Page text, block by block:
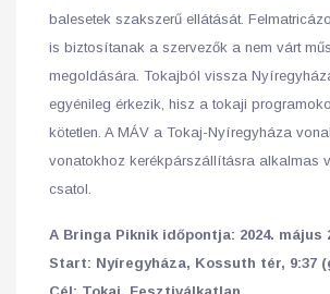
balesetek szakszerű ellátását.
is biztosítanak a szervezők a nem várt
megoldására. Tokajból vissza
egyénileg érkezik, hisz a tokaji
kötetlen. A MÁV a Tokaj-Nyíregyháza
vonatokhoz kerékpárszállításra alkalmas
csatol.
A Bringa Piknik időpontja: 2024. május
Start: Nyíregyháza, Kossuth tér, 9:37